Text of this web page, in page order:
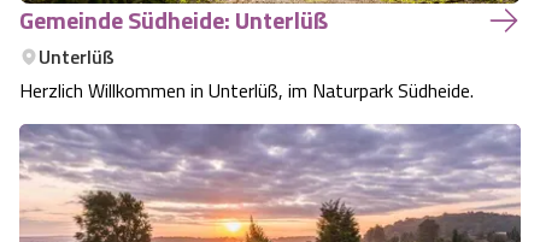
Gemeinde Südheide: Unterlüß
Unterlüß
Herzlich Willkommen in Unterlüß, im Naturpark Südheide.